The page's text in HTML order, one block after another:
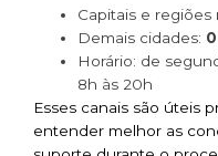
Capitais e regiões
Demais cidades:
Horário: de
8h às 20h
Esses canais são úteis
entender melhor as